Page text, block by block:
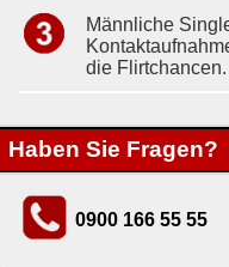
Männliche
die Flirtchancen.
Haben Sie Fragen?
0900 166 55 55